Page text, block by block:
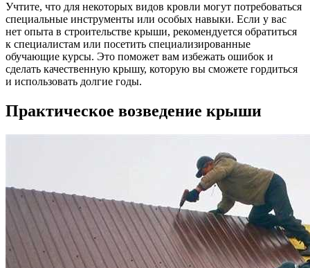
Учтите, что для некоторых видов кровли могут потребоваться
специальные инструменты или особых навыки. Если у вас
нет опыта в строительстве крыши, рекомендуется обратиться
к специалистам или посетить специализированные
обучающие курсы. Это поможет вам избежать ошибок и
сделать качественную крышу, которую вы сможете гордиться
и использовать долгие годы.
Практическое возведение крыши